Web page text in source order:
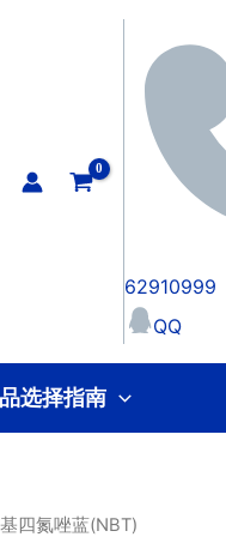
62910999
QQ
选择指南
四氮唑蓝(NBT)